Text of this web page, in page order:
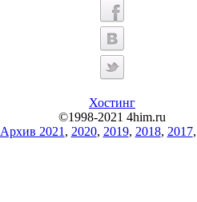
Хостинг
©1998-2021 4him.ru
Архив 2021 , 2020, 2019, 2018, 2017,